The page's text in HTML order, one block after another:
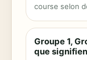
course selon
Groupe 1,
que